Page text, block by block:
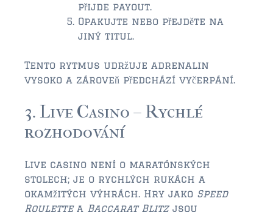
$1,000,000 -$2,000,000
$2,000,000 and up
FLEMING ISLAND
$150,000 and down
$150,000 – $350,000
$350,000 – $500,000
$750,000 – $1,000,000
$1,000,000 – $2,000,000
přijde payout.
Opakujte nebo přejděte na
jiný titul.
Tento rytmus udržuje adrenalin
vysoko a zároveň předchází vyčerpání.
3. Live Casino – Rychlé
rozhodování
Live casino není o maratónských
stolech; je o rychlých rukách a
okamžitých výhrách. Hry jako Speed
Roulettea Baccarat Blitzjsou